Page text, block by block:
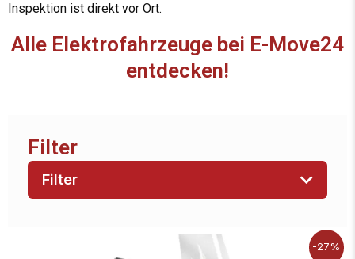
Inspektion ist direkt vor Ort.
Alle Elektrofahrzeuge bei E-Move24
entdecken!
Filter
Filter
-27%